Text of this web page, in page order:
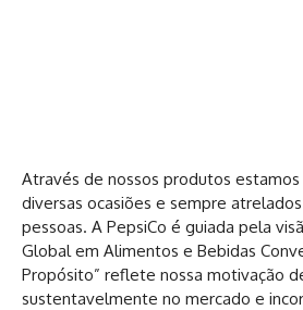
Através de nossos produtos
diversas ocasiões e sempre
pessoas. A PepsiCo é guiada pela
Global em Alimentos e Bebidas
Propósito” reflete nossa motivação
sustentavelmente no mercado e